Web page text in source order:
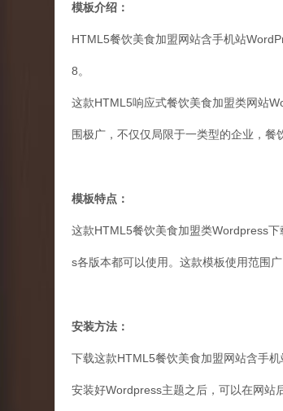
模板介绍：
HTML5餐饮美食加盟网站含手机站
8。
这款HTML5响应式餐饮美食加盟类网站
围极广，不仅仅局限于一类型的企业，餐
模板特点：
这款HTML5餐饮美食加盟类Wordpress
s各版本都可以使用。这款模板使用范围
安装方法：
下载这款HTML5餐饮美食加盟网站含手
安装好Wordpress主题之后，可以在网站